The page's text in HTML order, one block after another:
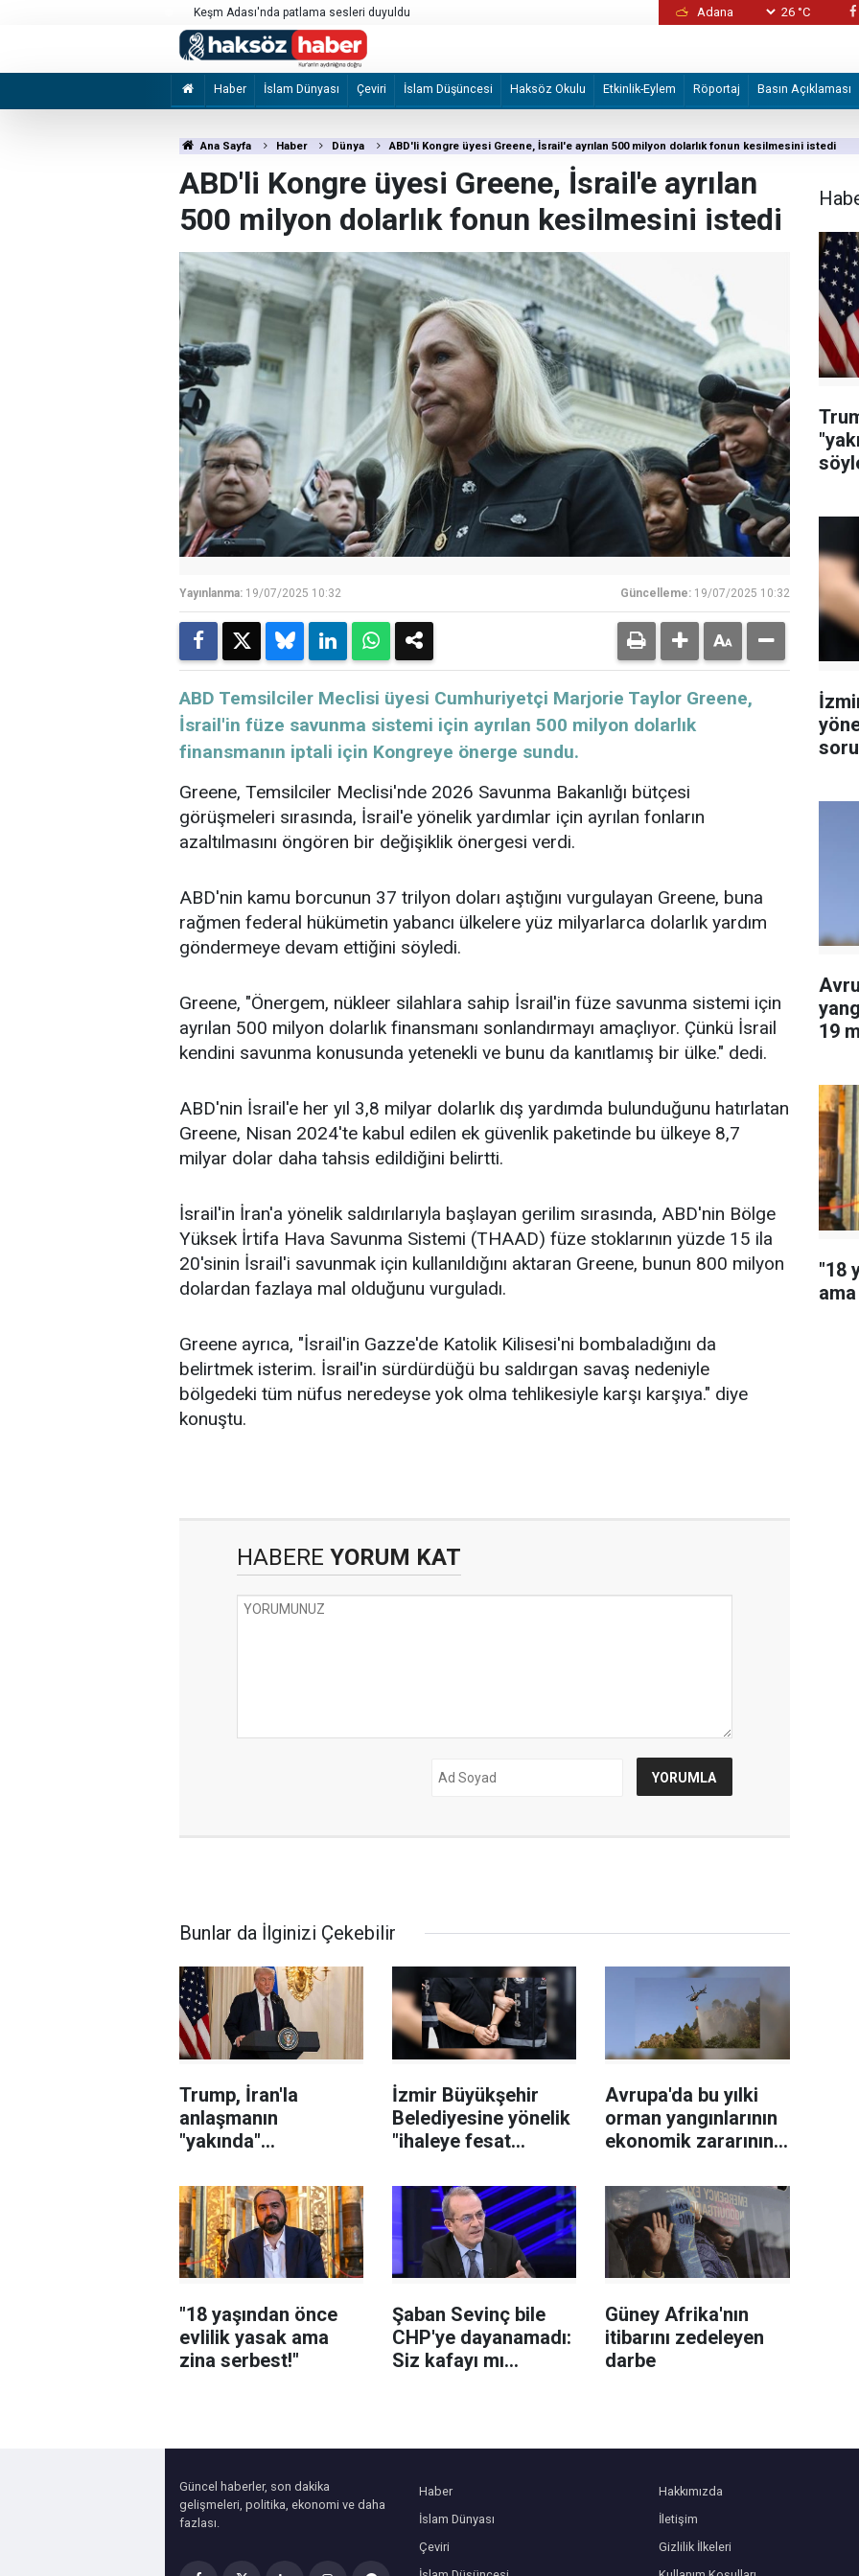
Keşm Adası'nda patlama sesleri duyuldu
İzmir Büyükşehir Belediyesine yönelik
26 °C
Haber İslam Dünyası Çeviri İslam Düşüncesi Haksöz Okulu Etkinlik-Eylem Röportaj Basın Açıklaması
Ana Sayfa Haber Dünya ABD'li Kongre üyesi Greene, İsrail'e ayrılan 500 milyon dolarlık fonun kesilmesini istedi
ABD'li Kongre üyesi Greene, İsrail'e ayrılan
500 milyon dolarlık fonun kesilmesini istedi
Yayınlanma: 19/07/2025 10:32 Güncelleme: 19/07/2025 10:32
ABD Temsilciler Meclisi üyesi Cumhuriyetçi Marjorie Taylor Greene,
İsrail'in füze savunma sistemi için ayrılan 500 milyon dolarlık
finansmanın iptali için Kongreye önerge sundu.
Greene, Temsilciler Meclisi'nde 2026 Savunma Bakanlığı bütçesi
görüşmeleri sırasında, İsrail'e yönelik yardımlar için ayrılan fonların
azaltılmasını öngören bir değişiklik önergesi verdi.
ABD'nin kamu borcunun 37 trilyon doları aştığını vurgulayan Greene, buna
rağmen federal hükümetin yabancı ülkelere yüz milyarlarca dolarlık yardım
göndermeye devam ettiğini söyledi.
Greene, "Önergem, nükleer silahlara sahip İsrail'in füze savunma sistemi için
ayrılan 500 milyon dolarlık finansmanı sonlandırmayı amaçlıyor. Çünkü İsrail
kendini savunma konusunda yetenekli ve bunu da kanıtlamış bir ülke." dedi.
ABD'nin İsrail'e her yıl 3,8 milyar dolarlık dış yardımda bulunduğunu hatırlatan
Greene, Nisan 2024'te kabul edilen ek güvenlik paketinde bu ülkeye 8,7
milyar dolar daha tahsis edildiğini belirtti.
İsrail'in İran'a yönelik saldırılarıyla başlayan gerilim sırasında, ABD'nin Bölge
Yüksek İrtifa Hava Savunma Sistemi (THAAD) füze stoklarının yüzde 15 ila
20'sinin İsrail'i savunmak için kullanıldığını aktaran Greene, bunun 800 milyon
dolardan fazlaya mal olduğunu vurguladı.
Greene ayrıca, "İsrail'in Gazze'de Katolik Kilisesi'ni bombaladığını da
belirtmek isterim. İsrail'in sürdürdüğü bu saldırgan savaş nedeniyle
bölgedeki tüm nüfus neredeyse yok olma tehlikesiyle karşı karşıya." diye
konuştu.
HABERE YORUM KAT
Bunlar da İlginizi Çekebilir
Trump, İran'la
anlaşmanın
"yakında"
söyledi
İzmir Büyükşehir
Belediyesine yönelik
"ihaleye fesat
soruşturmasında 2
şüpheli tutuklandı
Avrupa'da bu yılki
orman yangınlarının
ekonomik zararının
geçtiği tahmin
ediliyor
"18 yaşından önce
evlilik yasak ama
zina serbest!"
Şaban Sevinç bile
CHP'ye dayanamadı:
Siz kafayı mı
Güney Afrika'nın
itibarını zedeleyen
darbe
19
"18
Güncel haberler, son dakika
gelişmeleri, politika, ekonomi ve daha
fazlası.
Haber
İslam Dünyası
Çeviri
Hakkımızda
İletişim
Gizlilik İlkeleri